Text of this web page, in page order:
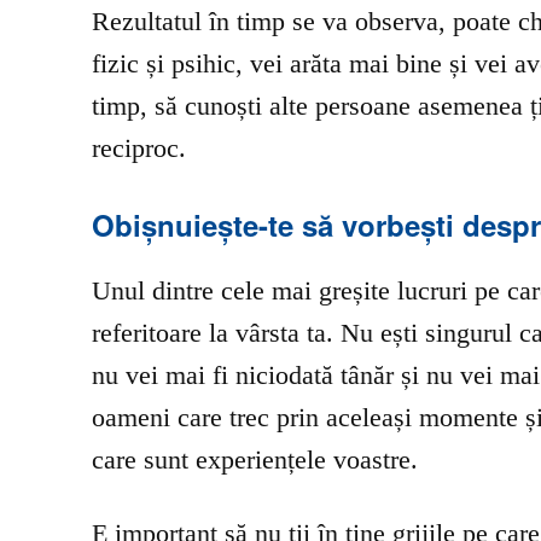
Rezultatul în timp se va observa, poate
fizic și psihic, vei arăta mai bine și vei
timp, să cunoști alte persoane
reciproc.
Obișnuiește-te să vorbești
Unul dintre cele mai greșite lucruri pe
referitoare la vârsta ta. Nu ești singurul
nu vei mai fi niciodată tânăr și nu vei
oameni care trec prin aceleași momente
care sunt experiențele voastre.
E important să nu ții în tine grijile pe